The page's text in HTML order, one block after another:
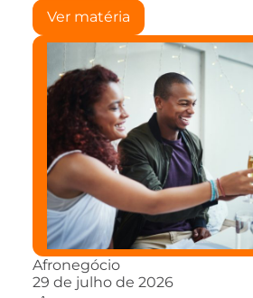
Ver matéria
Afronegócio
29 de julho de 2026